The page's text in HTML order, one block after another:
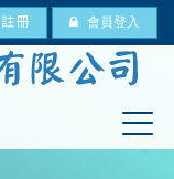
註冊 會員登入